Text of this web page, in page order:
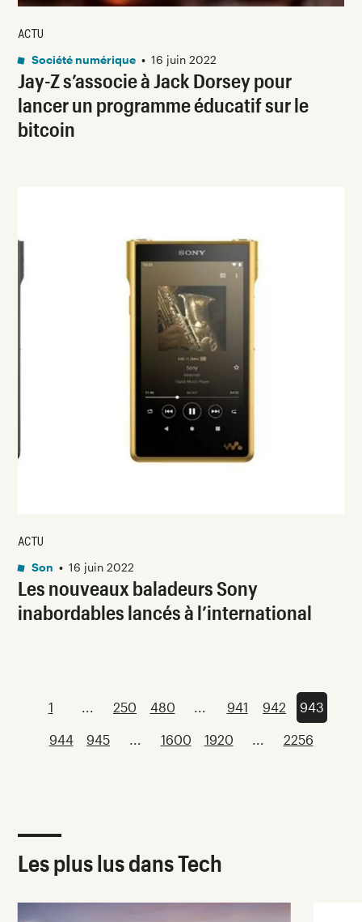
Jay-Z s’associe à Jack Dorsey pour
lancer un programme éducatif sur le
bitcoin
ACTU
Société numérique • 16 juin 2022
Les nouveaux baladeurs Sony
inabordables lancés à l’international
ACTU
Son • 16 juin 2022
1 ... 250 480 ... 941 942 943
944 945 ... 1600 1920 ... 2256
Les plus lus dans Tech